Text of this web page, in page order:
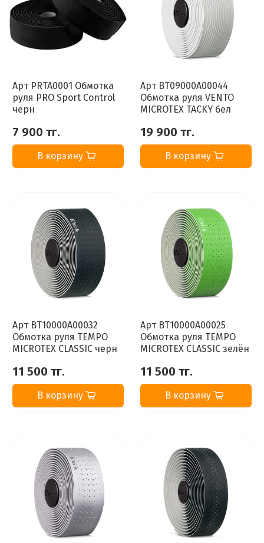
Арт PRTA0001 Обмотка
руля PRO Sport Control
черн
7 900 тг.
В корзину
Арт BT09000A00044
Обмотка руля VENTO
MICROTEX TACKY бел
19 900 тг.
В корзину
Арт BT10000A00032
Обмотка руля TEMPO
MICROTEX CLASSIC черн
11 500 тг.
В корзину
Арт BT10000A00025
Обмотка руля TEMPO
MICROTEX CLASSIC зелён
11 500 тг.
В корзину